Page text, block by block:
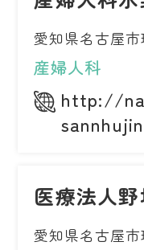
愛知県名古屋市
産婦人科
http://
医療法人
愛知県名古屋